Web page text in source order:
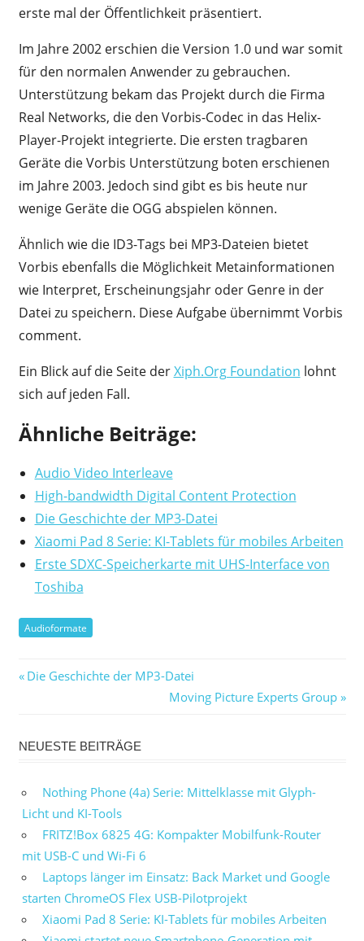
erste mal der Öffentlichkeit präsentiert.
Im Jahre 2002 erschien die Version 1.0 und war somit
für den normalen Anwender zu gebrauchen.
Unterstützung bekam das Projekt durch die Firma
Real Networks, die den Vorbis-Codec in das Helix-
Player-Projekt integrierte. Die ersten tragbaren
Geräte die Vorbis Unterstützung boten erschienen
im Jahre 2003. Jedoch sind gibt es bis heute nur
wenige Geräte die OGG abspielen können.
Ähnlich wie die ID3-Tags bei MP3-Dateien bietet
Vorbis ebenfalls die Möglichkeit Metainformationen
wie Interpret, Erscheinungsjahr oder Genre in der
Datei zu speichern. Diese Aufgabe übernimmt Vorbis
comment.
Ein Blick auf die Seite derXiph.Org Foundation lohnt
sich auf jeden Fall.
Ähnliche Beiträge:
Audio Video Interleave
High-bandwidth Digital Content Protection
Die Geschichte der MP3-Datei
Xiaomi Pad 8 Serie: KI-Tablets für mobiles Arbeiten
Erste SDXC-Speicherkarte mit UHS-Interface von
Toshiba
Audioformate
Beitragsnavigation
Vorheriger
Die Geschichte der MP3-Datei
Nächster
Moving Picture Experts Group
NEUESTE BEITRÄGE
Nothing Phone (4a) Serie: Mittelklasse mit Glyph-
Licht und KI-Tools
FRITZ!Box 6825 4G: Kompakter Mobilfunk-Router
mit USB-C und Wi-Fi 6
Laptops länger im Einsatz: Back Market und Google
starten ChromeOS Flex USB-Pilotprojekt
Xiaomi Pad 8 Serie: KI-Tablets für mobiles Arbeiten